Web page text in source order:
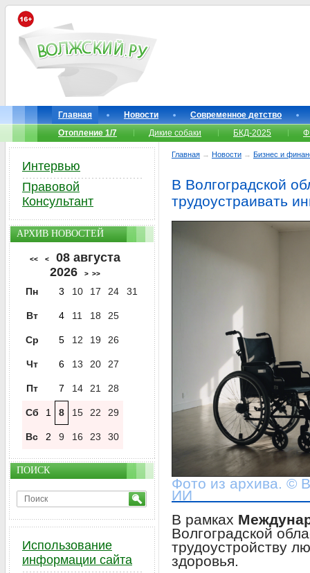
Главная Новости
Современное детство
Отопление 1/7
Дикие собаки БКД-2025
Главная → Новости → Бизнес и
В Волгоградской
трудоустраивать
Фото из архива. ©
ИИ
В рамках
Волгоградской
трудоустройству
здоровья.
Интервью
Правовой
Консультант
АРХИВ НОВОСТЕЙ
<< <
08 августа
2026
> >>
Пн 3 10 17 24 31
Вт 4 11 18 25
Ср 5 12 19 26
Чт 6 13 20 27
Пт 7 14 21 28
Сб 1 8 15 22 29
Вс 2 9 16 23 30
ПОИСК
Использование
информации сайта